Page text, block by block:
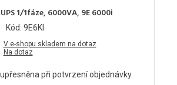
1/1fáze, 6000VA, 9E 6000i
Kód: 9E6KI
V e-shopu skladem na dotaz
Na dotaz
při potvrzení objednávky.